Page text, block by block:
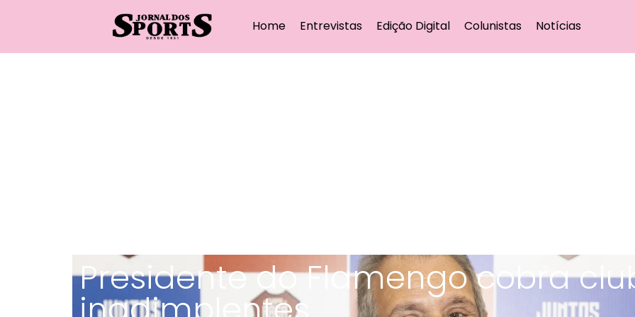
Home Entrevistas Edição Digital Colunistas Notícias
Presidente do Flamengo cobra